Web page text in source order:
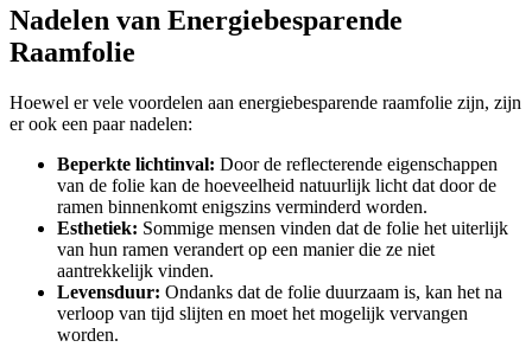
Nadelen van Energiebesparende
Raamfolie
Hoewel er vele voordelen aan energiebesparende raamfolie zijn, zijn
er ook een paar nadelen:
Beperkte lichtinval: Door de reflecterende eigenschappen
van de folie kan de hoeveelheid natuurlijk licht dat door de
ramen binnenkomt enigszins verminderd worden.
Esthetiek: Sommige mensen vinden dat de folie het uiterlijk
van hun ramen verandert op een manier die ze niet
aantrekkelijk vinden.
Levensduur: Ondanks dat de folie duurzaam is, kan het na
verloop van tijd slijten en moet het mogelijk vervangen
worden.